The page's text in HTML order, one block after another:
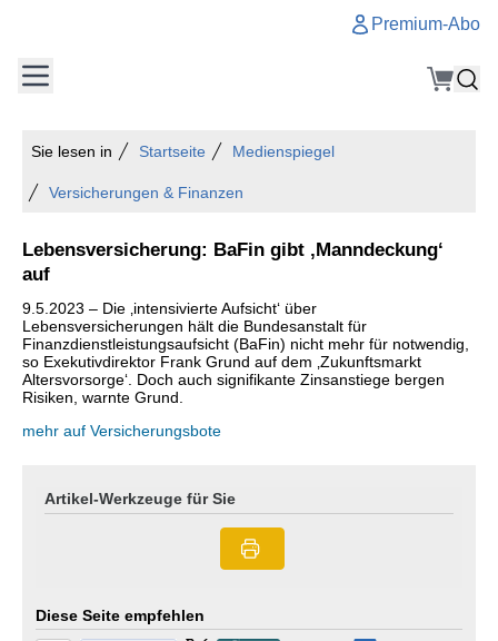
Premium-Abo
Sie lesen in Startseite Medienspiegel
Versicherungen & Finanzen
Lebensversicherung: BaFin gibt ‚Manndeckung‘
auf
9.5.2023 – Die ‚intensivierte Aufsicht‘ über
Lebensversicherungen hält die Bundesanstalt für
Finanzdienstleistungsaufsicht (BaFin) nicht mehr für notwendig,
so Exekutivdirektor Frank Grund auf dem ‚Zukunftsmarkt
Altersvorsorge‘. Doch auch signifikante Zinsanstiege bergen
Risiken, warnte Grund.
mehr auf Versicherungsbote
Artikel-Werkzeuge für Sie
Diese Seite empfehlen